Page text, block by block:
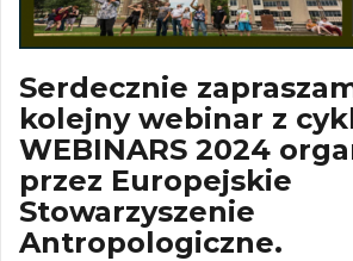
Serdecznie
kolejny webinar z
WEBINARS 2024
przez Europejskie
Stowarzyszenie
Antropologiczne.